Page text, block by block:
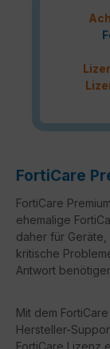
FortiCare
FortiCare
ehemalige
daher für
kritische
Antwort
Mit dem
Hersteller-
FortiCare Lizenz